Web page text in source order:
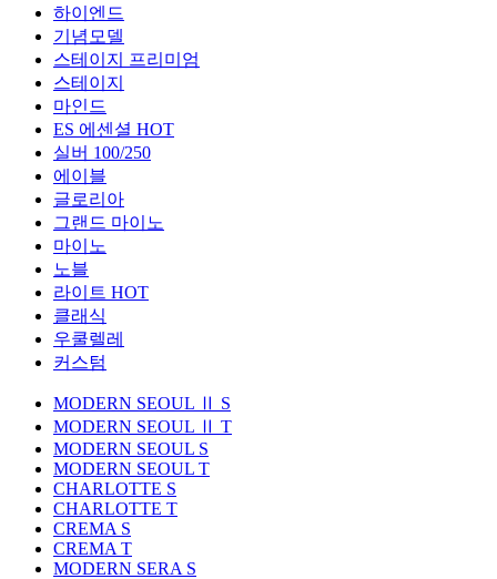
하이엔드
기념모델
스테이지 프리미엄
스테이지
마인드
ES 에센셜 HOT
실버 100/250
에이블
글로리아
그랜드 마이노
마이노
노블
라이트 HOT
클래식
우쿨렐레
커스텀
MODERN SEOUL Ⅱ S
MODERN SEOUL Ⅱ T
MODERN SEOUL S
MODERN SEOUL T
CHARLOTTE S
CHARLOTTE T
CREMA S
CREMA T
MODERN SERA S